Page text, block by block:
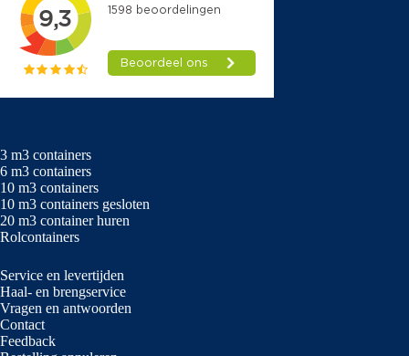
3 m3 containers
6 m3 containers
10 m3 containers
10 m3 containers gesloten
20 m3 container huren
Rolcontainers
Service en levertijden
Haal- en brengservice
Vragen en antwoorden
Contact
Feedback